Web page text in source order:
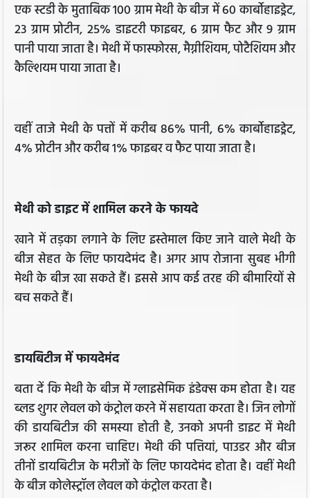
एक स्टडी के मुताबिक 100 ग्राम मेथी के बीज में 60 कार्बोहाइड्रेट,
23 ग्राम प्रोटीन, 25% डाइटरी फाइबर, 6 ग्राम फैट और 9 ग्राम
पानी पाया जाता है। मेथी में फास्फोरस, मैग्नीशियम, पोटैशियम और
कैल्शियम पाया जाता है।
वहीं ताजे मेथी के पत्तों में करीब 86% पानी, 6% कार्बोहाइड्रेट,
4% प्रोटीन और करीब 1% फाइबर व फैट पाया जाता है।
मेथी को डाइट में शामिल करने के फायदे
खाने में तड़का लगाने के लिए इस्तेमाल किए जाने वाले मेथी के
बीज सेहत के लिए फायदेमंद है। अगर आप रोजाना सुबह भीगी
मेथी के बीज खा सकते हैं। इससे आप कई तरह की बीमारियों से
बच सकते हैं।
डायबिटीज में फायदेमंद
बता दें कि मेथी के बीज में ग्लाइसेमिक इंडेक्स कम होता है। यह
ब्लड शुगर लेवल को कंट्रोल करने में सहायता करता है। जिन लोगों
की डायबिटीज की समस्या होती है, उनको अपनी डाइट में मेथी
जरूर शामिल करना चाहिए। मेथी की पत्तियां, पाउडर और बीज
तीनों डायबिटीज के मरीजों के लिए फायदेमंद होता है। वहीं मेथी
के बीज कोलेस्ट्रॉल लेवल को कंट्रोल करता है।